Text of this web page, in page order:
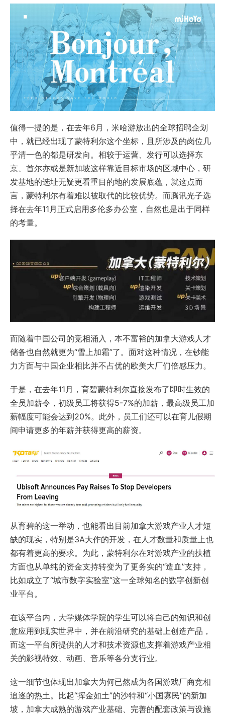
值得一提的是，在去年6月，米哈游放出的全球招聘企划
中，就已经出现了蒙特利尔这个坐标，且所涉及的岗位几
乎清一色的都是研发向。相较于运营、发行可以选择东
京、首尔亦或是新加坡这样靠近目标市场的区域中心，研
发基地的选址无疑更看重目的地的发展底蕴，就这点而
言，蒙特利尔有着难以被取代的比较优势。而腾讯光子选
择在去年11月正式启用多伦多办公室，自然也是出于同样
的考量。
而随着中国公司的竞相涌入，本不富裕的加拿大游戏人才
储备也自然就更为“雪上加霜”了。面对这种情况，在钞能
力方面与中国企业相比并不占优的欧美大厂们倍感压力。
于是，在去年11月，育碧蒙特利尔直接发布了即时生效的
全员加薪令，初级员工将获得5-7%的加薪，最高级员工加
薪幅度可能会达到20%。此外，员工们还可以在育儿假期
间申请更多的年薪并获得更高的薪资。
从育碧的这一举动，也能看出目前加拿大游戏产业人才短
缺的现实，特别是3A大作的开发，在人才数量和质量上也
都有着更高的要求。为此，蒙特利尔在对游戏产业的扶植
方面也从单纯的资金支持转变为了更务实的“造血”支持，
比如成立了“城市数字实验室”这一全球知名的数字创新创
业平台。
在该平台内，大学媒体学院的学生可以将自己的知识和创
意应用到现实世界中，并在前沿研究的基础上创造产品，
而这一平台所提供的人才和技术资源也支撑着游戏产业相
关的影视特效、动画、音乐等各分支行业。
这一细节也体现出加拿大为何已然成为各国游戏厂商竞相
追逐的热土。比起“挥金如土”的沙特和“小国寡民”的新加
坡，加拿大成熟的游戏产业基础、完善的配套政策与设施